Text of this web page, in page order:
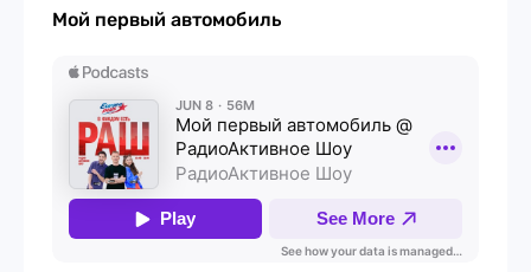
Мой первый автомобиль